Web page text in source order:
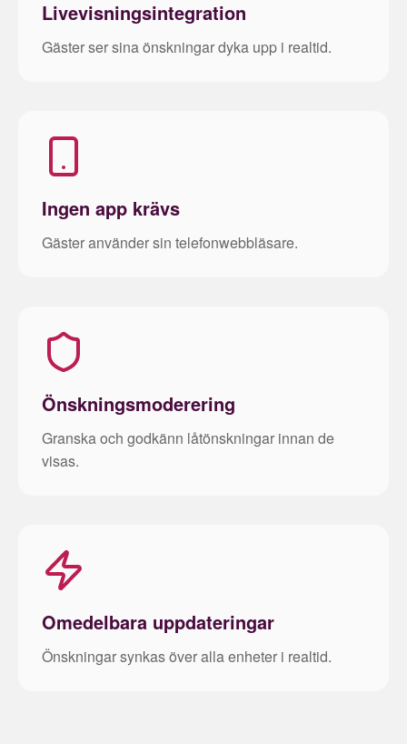
Livevisningsintegration
Gäster ser sina önskningar dyka upp i realtid.
Ingen app krävs
Gäster använder sin telefonwebbläsare.
Önskningsmoderering
Granska och godkänn låtönskningar innan de
visas.
Omedelbara uppdateringar
Önskningar synkas över alla enheter i realtid.